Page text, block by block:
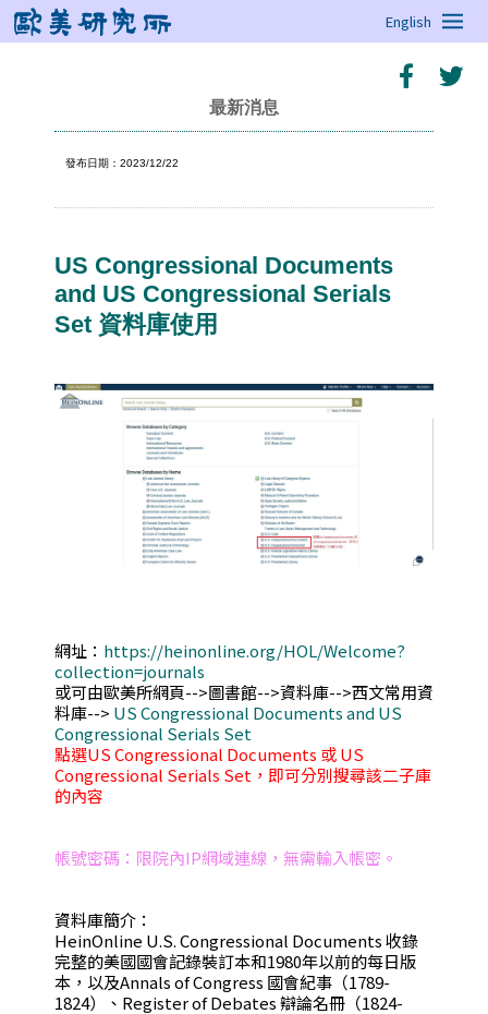
English
最新消息
發布日期：2023/12/22
US Congressional Documents
and US Congressional Serials
Set 資料庫使用
網址： https://heinonline.org/HOL/Welcome?
collection=journals
或可由歐美所網頁-->圖書館-->資料庫-->西文常用資
料庫--> US Congressional Documents and US
Congressional Serials Set
點選US Congressional Documents 或 US
Congressional Serials Set，即可分別搜尋該二子庫
的內容
帳號密碼：限院內IP網域連線，無需輸入帳密。
資料庫簡介：
HeinOnline U.S. Congressional Documents 收錄
完整的美國國會記錄裝訂本和1980年以前的每日版
本，以及Annals of Congress 國會紀事（1789-
1824）、Register of Debates 辯論名冊（1824-